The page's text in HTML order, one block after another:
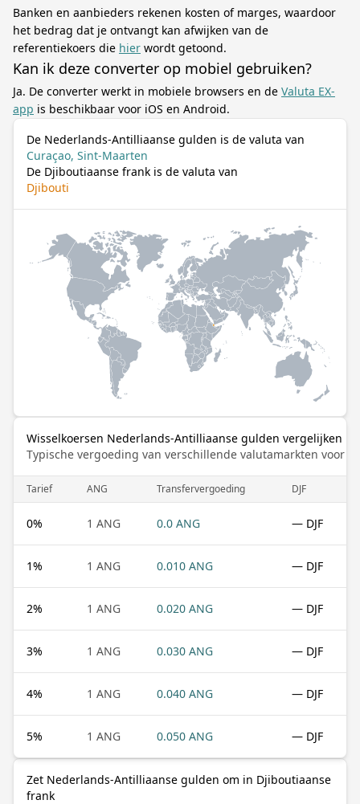
Banken en aanbieders rekenen kosten of marges, waardoor
het bedrag dat je ontvangt kan afwijken van de
referentiekoers die hier wordt getoond.
Kan ik deze converter op mobiel gebruiken?
Ja. De converter werkt in mobiele browsers en de Valuta EX-
app is beschikbaar voor iOS en Android.
De Nederlands-Antilliaanse gulden is de valuta van
Curaçao, Sint-Maarten
De Djiboutiaanse frank is de valuta van
Djibouti
Wisselkoersen Nederlands-Antilliaanse gulden vergelijken
Typische vergoeding van verschillende valutamarkten voor
Tarief ANG Transfervergoeding DJF
0% 1 ANG 0.0 ANG — DJF
1% 1 ANG 0.010 ANG — DJF
2% 1 ANG 0.020 ANG — DJF
3% 1 ANG 0.030 ANG — DJF
4% 1 ANG 0.040 ANG — DJF
5% 1 ANG 0.050 ANG — DJF
Zet Nederlands-Antilliaanse gulden om in Djiboutiaanse
frank